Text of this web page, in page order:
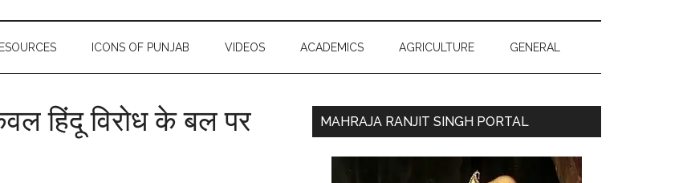
...
ICONS OF PUNJAB VIDEOS ACADEMICS AGRICULTURE GENERAL
हिंदू विरोध के बल पर
Primary
MAHRAJA RANJIT SINGH PORTAL